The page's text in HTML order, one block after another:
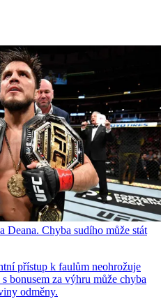
Deana. Chyba sudího může stát
přístup k faulům neohrožuje
bonusem za výhru může chyba
odměny.